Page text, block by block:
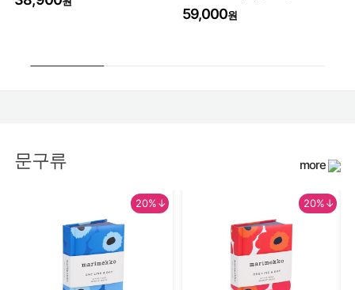
59,000원
문구류 more
20%↓ 20%↓